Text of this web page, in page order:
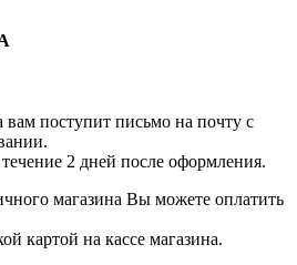
вам поступит письмо на почту с
2 дней после оформления.
магазина Вы можете оплатить
картой на кассе магазина.